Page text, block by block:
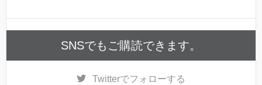
SNSでもご購読できます。
Twitterでフォローする